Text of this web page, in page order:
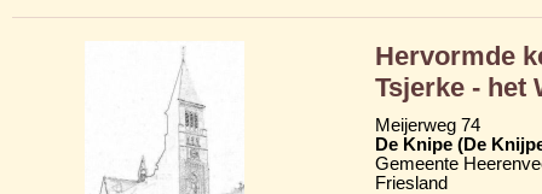
Hervormde
Tsjerke - het
Meijerweg 74
De Knipe (De
Gemeente
Friesland